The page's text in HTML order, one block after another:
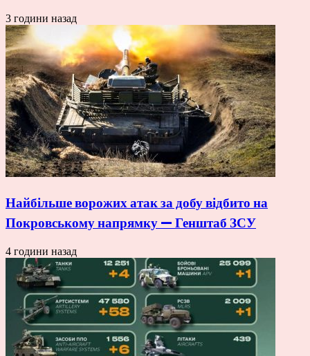
3 години назад
Найбільше ворожих атак за добу відбито на
Покровському напрямку — Генштаб ЗСУ
4 години назад